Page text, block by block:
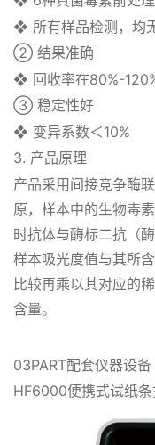
❖ 所有样品检测，均
② 结果准确
❖ 回收率在80%-
③ 稳定性好
❖ 变异系数＜10%
3. 产品原理
产品采用间接竞争酶
原，样本中的生物毒
时抗体与酶标二抗（
样本吸光度值与其所
比较再乘以其对应的
含量。
03PART配套仪器设备
HF6000便携式试纸